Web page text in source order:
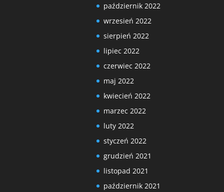
październik 2022
wrzesień 2022
sierpień 2022
lipiec 2022
czerwiec 2022
maj 2022
kwiecień 2022
marzec 2022
luty 2022
styczeń 2022
grudzień 2021
listopad 2021
październik 2021